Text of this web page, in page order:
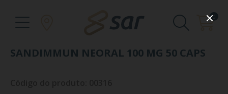
0
SANDIMMUN NEORAL 100 MG 50 CAPS